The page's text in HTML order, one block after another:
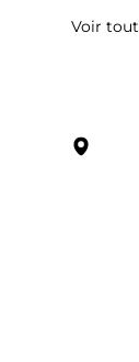
Voir tout